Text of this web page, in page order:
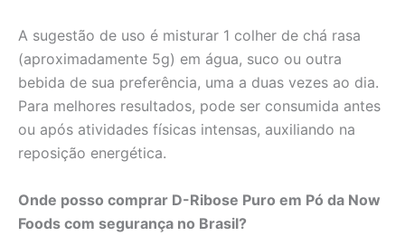
A sugestão de uso é misturar 1 colher de chá rasa
(aproximadamente 5g) em água, suco ou outra
bebida de sua preferência, uma a duas vezes ao dia.
Para melhores resultados, pode ser consumida antes
ou após atividades físicas intensas, auxiliando na
reposição energética.
Onde posso comprar D-Ribose Puro em Pó da Now
Foods com segurança no Brasil?